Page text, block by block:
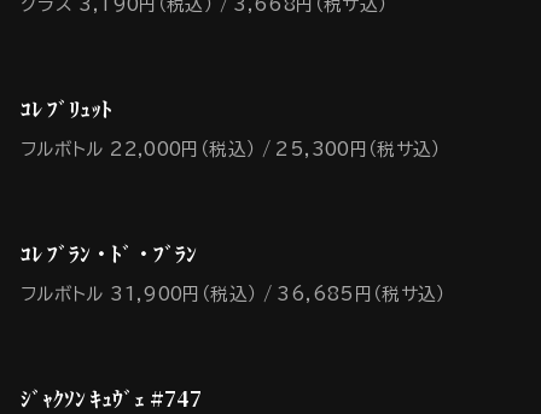
グラス 3,190円（税込） 3,668円（税サ込）
ｺﾚ ﾌﾞﾘｭｯﾄ
フルボトル 22,000円（税込） 25,300円（税サ込）
ｺﾚ ﾌﾞﾗﾝ・ﾄﾞ・ﾌﾞﾗﾝ
フルボトル 31,900円（税込） 36,685円（税サ込）
ｼﾞｬｸｿﾝ ｷｭｳﾞｪ #747